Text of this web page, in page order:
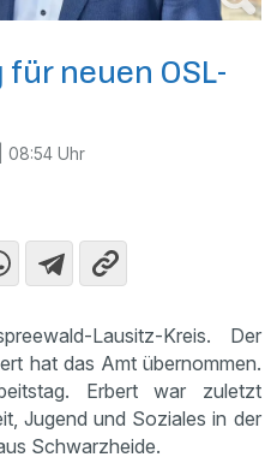
neuen OSL-
08:54 Uhr
Lausitz-Kreis. Der
hat das Amt übernommen.
Erbert war zuletzt
Jugend und Soziales in der
Schwarzheide.